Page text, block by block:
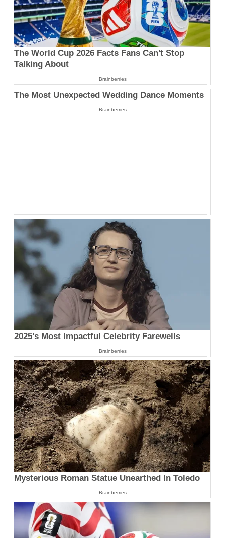
The World Cup 2026 Facts Fans Can't Stop
Talking About
Brainberries
The Most Unexpected Wedding Dance Moments
Brainberries
2025’s Most Impactful Celebrity Farewells
Brainberries
Mysterious Roman Statue Unearthed In Toledo
Brainberries